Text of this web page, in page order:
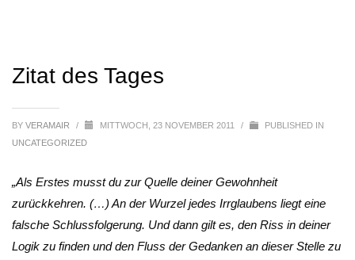
Zitat des Tages
BY VERAMAIR / MITTWOCH, 23 NOVEMBER 2011 /
PUBLISHED IN
UNCATEGORIZED
„Als Erstes musst du zur Quelle deiner Gewohnheit
zurückkehren. (…) An der Wurzel jedes Irrglaubens liegt eine
falsche Schlussfolgerung. Und dann gilt es, den Riss in deiner
Logik zu finden und den Fluss der Gedanken an dieser Stelle zu